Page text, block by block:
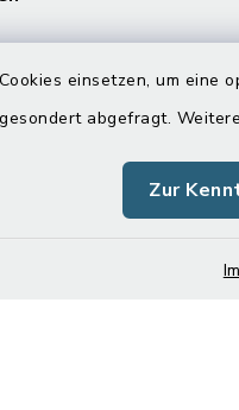
einsetzen, um
abgefragt.
Zur
Uhr und 14.00 - 16.00